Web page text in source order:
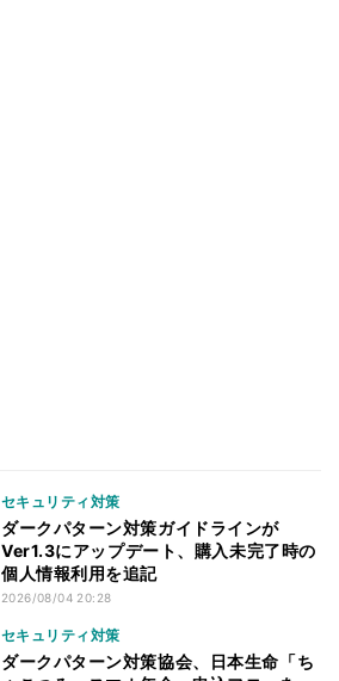
セキュリティ対策
ダークパターン対策ガイドラインが
Ver1.3にアップデート、購入未完了時の
個人情報利用を追記
2026/08/04 20:28
セキュリティ対策
ダークパターン対策協会、日本生命「ち